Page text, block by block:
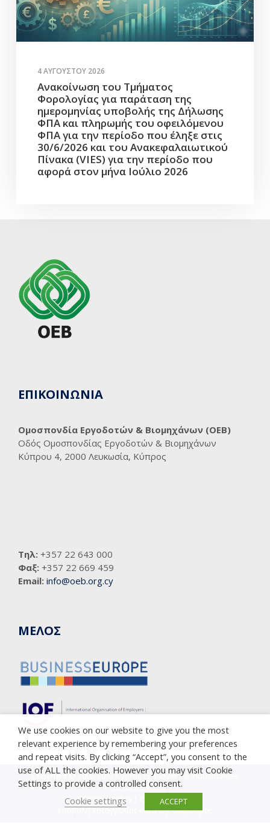
4 ΑΥΓΟΎΣΤΟΥ 2026
Ανακοίνωση του Τμήματος
Φορολογίας για παράταση της
ημερομηνίας υποβολής της Δήλωσης
ΦΠΑ και πληρωμής του οφειλόμενου
ΦΠΑ για την περίοδο που έληξε στις
30/6/2026 και του Ανακεφαλαιωτικού
Πίνακα (VIES) για την περίοδο που
αφορά στον μήνα Ιούλιο 2026
ΕΠΙΚΟΙΝΩΝΙΑ
Ομοσπονδία Εργοδοτών & Βιομηχάνων (ΟΕΒ)
Οδός Ομοσπονδίας Εργοδοτών & Βιομηχάνων
Κύπρου 4, 2000 Λευκωσία, Κύπρος
Τηλ: +357 22 643 000
Φαξ: +357 22 669 459
Email: info@oeb.org.cy
ΜΕΛΟΣ
Copyright © 2005-2023 Cyprus Employers & Industrialists
Federation (OEB)
Privacy Policy
Cookie Policy
Υποβολή καταγγελίας κατά της διαφθοράς
We use cookies on our website to give you the most
relevant experience by remembering your preferences
and repeat visits. By clicking “Accept”, you consent to the
use of ALL the cookies. However you may visit Cookie
Settings to provide a controlled consent.
Cookie settings
ACCEPT